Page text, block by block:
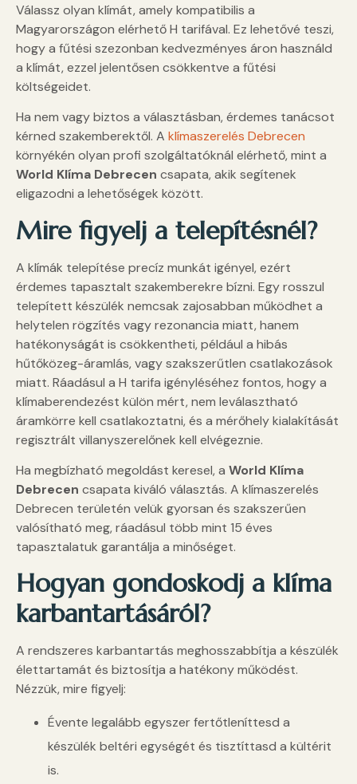
Válassz olyan klímát, amely kompatibilis a
Magyarországon elérhető H tarifával. Ez lehetővé teszi,
hogy a fűtési szezonban kedvezményes áron használd
a klímát, ezzel jelentősen csökkentve a fűtési
költségeidet.
Ha nem vagy biztos a választásban, érdemes tanácsot
kérned szakemberektől. A klímaszerelés Debrecen
környékén olyan profi szolgáltatóknál elérhető, mint a
World Klíma Debrecen csapata, akik segítenek
eligazodni a lehetőségek között.
Mire figyelj a telepítésnél?
A klímák telepítése precíz munkát igényel, ezért
érdemes tapasztalt szakemberekre bízni. Egy rosszul
telepített készülék nemcsak zajosabban működhet a
helytelen rögzítés vagy rezonancia miatt, hanem
hatékonyságát is csökkentheti, például a hibás
hűtőközeg-áramlás, vagy szakszerűtlen csatlakozások
miatt. Ráadásul a H tarifa igényléséhez fontos, hogy a
klímaberendezést külön mért, nem leválasztható
áramkörre kell csatlakoztatni, és a mérőhely kialakítását
regisztrált villanyszerelőnek kell elvégeznie.
Ha megbízható megoldást keresel, a World Klíma
Debrecen csapata kiváló választás. A klímaszerelés
Debrecen területén velük gyorsan és szakszerűen
valósítható meg, ráadásul több mint 15 éves
tapasztalatuk garantálja a minőséget.
Hogyan gondoskodj a klíma
karbantartásáról?
A rendszeres karbantartás meghosszabbítja a készülék
élettartamát és biztosítja a hatékony működést.
Nézzük, mire figyelj:
Évente legalább egyszer fertőtleníttesd a
készülék beltéri egységét és tisztíttasd a kültérit
is.